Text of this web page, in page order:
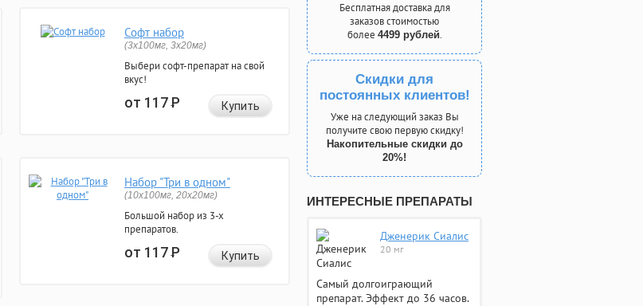
Софт набор
(3x100мг, 3x20мг)
Выбери софт-препарат на свой
вкус!
от 117Р Купить
Набор "Три в одном"
(10x100мг, 20x20мг)
Большой набор из 3-х
препаратов.
от 117Р Купить
Бесплатная доставка для
заказов стоимостью
более 4499 рублей.
Скидки для
постоянных клиентов!
Уже на следующий заказ Вы
получите свою первую скидку!
Накопительные скидки до
20%!
ИНТЕРЕСНЫЕ ПРЕПАРАТЫ
Дженерик Сиалис
20 мг
Самый долгоиграющий
препарат. Эффект до 36 часов.